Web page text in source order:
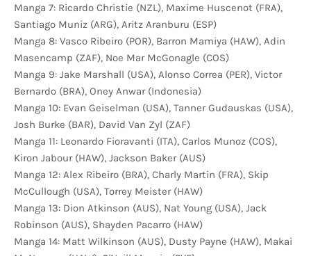
Manga 7: Ricardo Christie (NZL), Maxime Huscenot (FRA),
Santiago Muniz (ARG), Aritz Aranburu (ESP)
Manga 8: Vasco Ribeiro (POR), Barron Mamiya (HAW), Adin
Masencamp (ZAF), Noe Mar McGonagle (COS)
Manga 9: Jake Marshall (USA), Alonso Correa (PER), Victor
Bernardo (BRA), Oney Anwar (Indonesia)
Manga 10: Evan Geiselman (USA), Tanner Gudauskas (USA),
Josh Burke (BAR), David Van Zyl (ZAF)
Manga 11: Leonardo Fioravanti (ITA), Carlos Munoz (COS),
Kiron Jabour (HAW), Jackson Baker (AUS)
Manga 12: Alex Ribeiro (BRA), Charly Martin (FRA), Skip
McCullough (USA), Torrey Meister (HAW)
Manga 13: Dion Atkinson (AUS), Nat Young (USA), Jack
Robinson (AUS), Shayden Pacarro (HAW)
Manga 14: Matt Wilkinson (AUS), Dusty Payne (HAW), Makai